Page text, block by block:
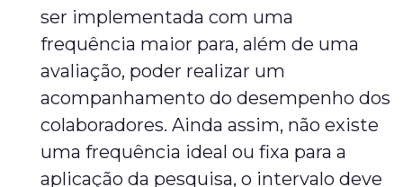
ser implementada com uma
frequência maior para, além de uma
avaliação, poder realizar um
acompanhamento do desempenho dos
colaboradores. Ainda assim, não existe
uma frequência ideal ou fixa para a
aplicação da pesquisa, o intervalo deve